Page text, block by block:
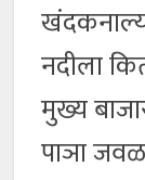
नदीला
मुख्य
पाञा